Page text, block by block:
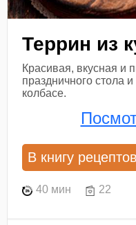
Террин из
Красивая, вкусная и
праздничного стола
колбасе.
В книгу рецептов
40 мин 22